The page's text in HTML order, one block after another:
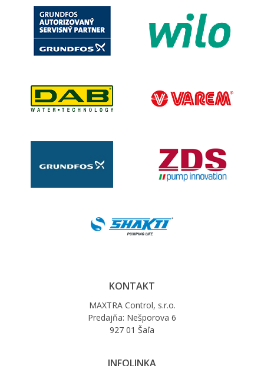
KONTAKT
MAXTRA Control, s.r.o.
Predajňa: Nešporova 6
927 01 Šaľa
INFOLINKA